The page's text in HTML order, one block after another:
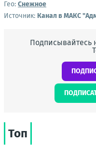
Гео: Снежное
Источник: Канал в МАКС
Подписывайтесь
Топ